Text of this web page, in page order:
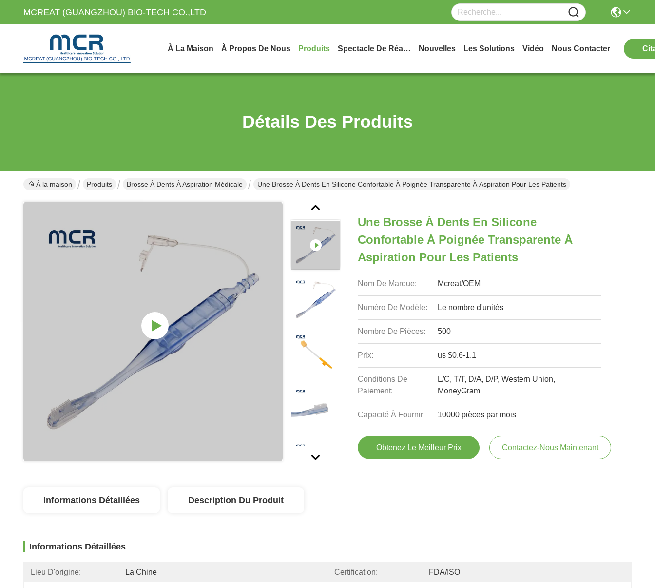
MCREAT (GUANGZHOU) BIO-TECH CO.,LTD
À La Maison À Propos De Nous Produits Spectacle De Réalité Virtuelle Nouvelles Les Solutions Vidéo Nous Contacter
Détails Des Produits
À la maison Produits Brosse À Dents À Aspiration Médicale Une Brosse À Dents En Silicone Confortable À Poignée Transparente À Aspiration Pour Les Patients
Une Brosse À Dents En Silicone
Confortable À Poignée Transparente À
Aspiration Pour Les Patients
Nom De Marque: Mcreat/OEM
Numéro De Modèle: Le nombre d'unités
Nombre De Pièces: 500
Prix: us $0.6-1.1
Conditions De
Paiement:
L/C, T/T, D/A, D/P, Western Union,
MoneyGram
Capacité À Fournir: 10000 pièces par mois
Obtenez Le Meilleur Prix Contactez-Nous Maintenant
Informations Détaillées Description Du Produit
Informations Détaillées
Lieu D'origine: La Chine Certification: FDA/ISO